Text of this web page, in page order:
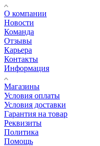
О компании
Новости
Команда
Отзывы
Карьера
Контакты
Информация
Магазины
Условия оплаты
Условия доставки
Гарантия на товар
Реквизиты
Политика
Помощь